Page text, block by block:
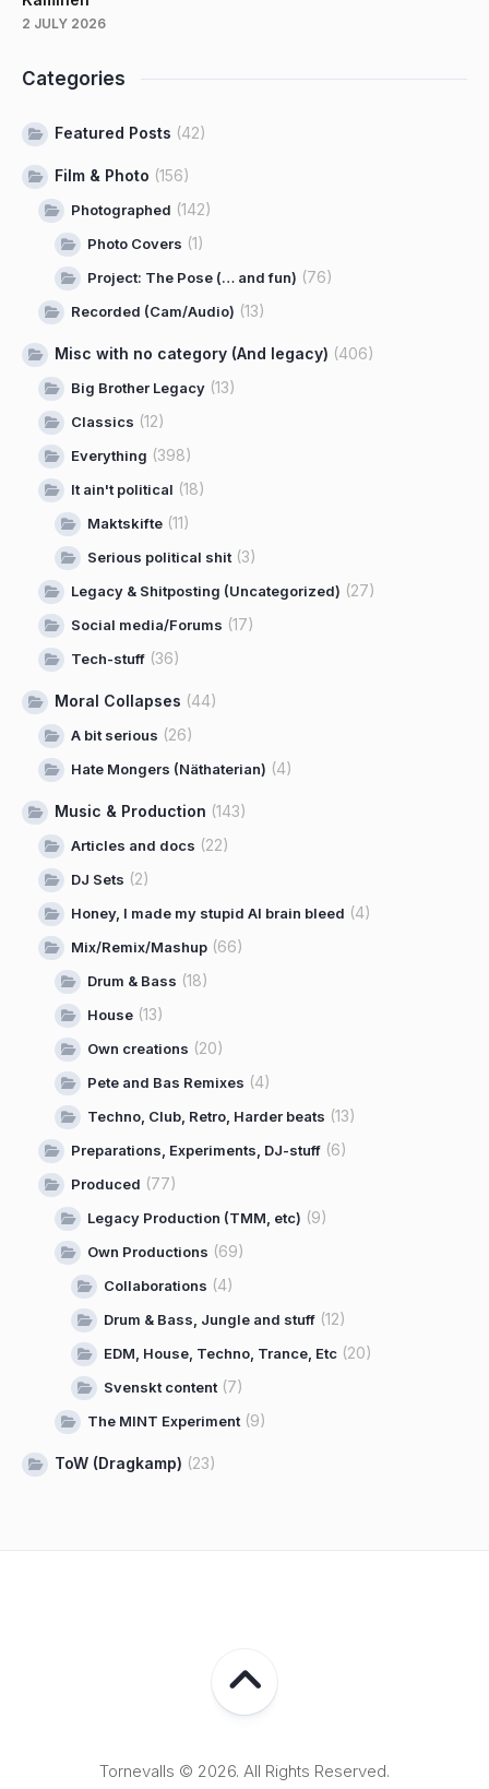
2 JULY 2026
Categories
Featured Posts (42)
Film & Photo (156)
Photographed (142)
Photo Covers (1)
Project: The Pose (… and fun) (76)
Recorded (Cam/Audio) (13)
Misc with no category (And legacy) (406)
Big Brother Legacy (13)
Classics (12)
Everything (398)
It ain't political (18)
Maktskifte (11)
Serious political shit(3)
Legacy & Shitposting (Uncategorized) (27)
Social media/Forums (17)
Tech-stuff (36)
Moral Collapses (44)
A bit serious (26)
Hate Mongers (Näthaterian) (4)
Music & Production (143)
Articles and docs (22)
DJ Sets (2)
Honey, I made my stupid AI brain bleed (4)
Mix/Remix/Mashup (66)
Drum & Bass (18)
House (13)
Own creations (20)
Pete and Bas Remixes (4)
Techno, Club, Retro, Harder beats (13)
Preparations, Experiments, DJ-stuff (6)
Produced (77)
Legacy Production (TMM, etc) (9)
Own Productions (69)
Collaborations (4)
Drum & Bass, Jungle and stuff (12)
EDM, House, Techno, Trance, Etc (20)
Svenskt content(7)
The MINT Experiment(9)
ToW (Dragkamp) (23)
Tornevalls © 2026. All Rights Reserved.